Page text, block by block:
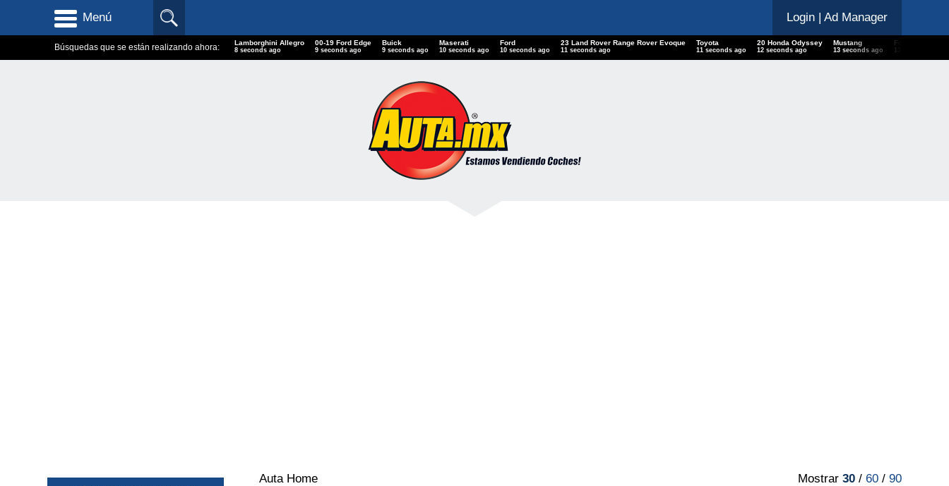
Menú Login| Ad Manager
Búsquedas que se están realizando ahora: Lamborghini Allegro
9 seconds ago
00-19 Ford Edge
10 seconds ago
Buick
10 seconds ago
Maserati
11 seconds ago
Ford
11 seconds ago
23 Land Rover Range Rover Evoque
12 seconds ago
Toyota
12 seconds ago
20 Honda Odyssey
13 seconds ago
Mustang
14 seconds ago
Auta Home Mostrar 30/ 60/ 90